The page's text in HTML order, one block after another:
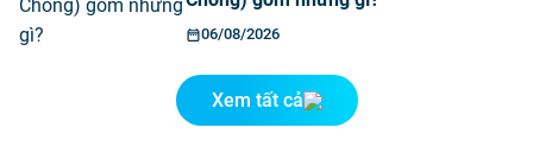
06/08/2026
Xem tất cả